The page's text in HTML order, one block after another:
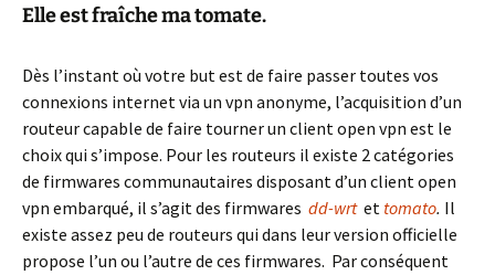
Elle est fraîche ma tomate.
Dès l’instant où votre but est de faire passer toutes vos
connexions internet via un vpn anonyme, l’acquisition d’un
routeur capable de faire tourner un client open vpn est le
choix qui s’impose. Pour les routeurs il existe 2 catégories
de firmwares communautaires disposant d’un client open
vpn embarqué, il s’agit des firmwares dd-wrtet tomato. Il
existe assez peu de routeurs qui dans leur version officielle
propose l’un ou l’autre de ces firmwares. Par conséquent